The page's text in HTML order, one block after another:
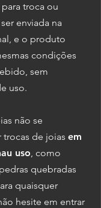
troca ou
enviada na
e o produto
condições
sem
uso.
não se
trocas de joias em
uso, como
quebradas
quaisquer
hesite em entrar